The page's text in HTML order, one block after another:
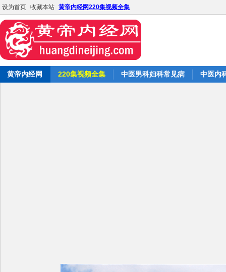
设为首页 收藏本站 黄帝内经网220集视频全集
黄帝内经网 220集视频全集 中医男科妇科常见病 中医内